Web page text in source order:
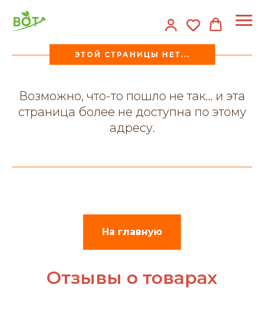
ЭТОЙ СТРАНИЦЫ НЕТ...
Возможно, что-то пошло не так... и эта
страница более не доступна по этому
адресу.
На главную
Отзывы о товарах